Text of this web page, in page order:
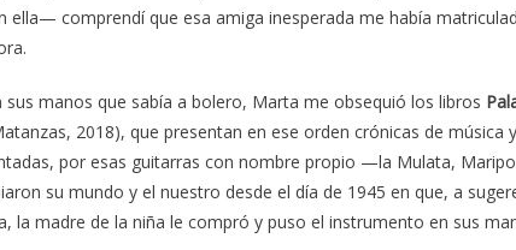
ella— comprendí que esa amiga inesperada me había
manos que sabía a bolero, Marta me obsequió los libros
2018), que presentan en ese orden crónicas de música y
por esas guitarras con nombre propio —la Mulata,
su mundo y el nuestro desde el día de 1945 en que, a
la madre de la niña le compró y puso el instrumento en sus